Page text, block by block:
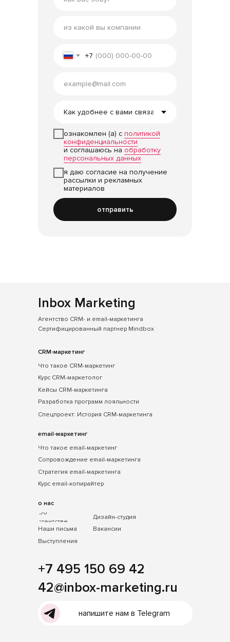
+7
ознакомлен (а) с политикой
конфиденциальности
и соглашаюсь на обработку
персональных данных
я даю согласие на получение
рассылки и рекламных
материалов
отправить
Inbox Marketing
Агентство CRM- и email-маркетинга
Сертифицированный партнер Mindbox
+7 495 150 69 42
42@inbox-marketing.ru
CRM-маркетинг
напишите нам в Telegram
Что такое CRM-маркетинг
Курс CRM-маркетолог
Кейсы CRM-маркетинга
Разработка программ лояльности
Спецпроект: История CRM-маркетинга
email-маркетинг
Что такое email-маркетинг
Сопровождение email-маркетинга
Стратегия email-маркетинга
Курс email-копирайтер
о нас
Об
агентстве
Наши письма
Выступления
Дизайн-студия
Вакансии